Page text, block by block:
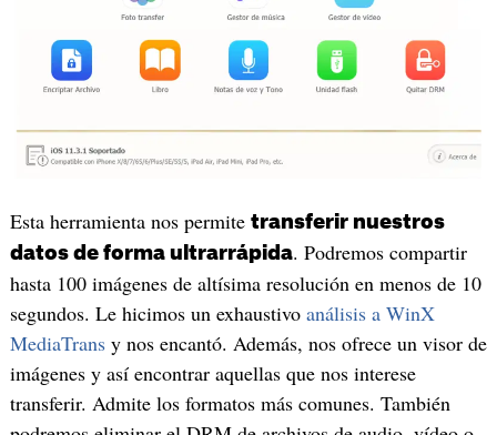
Esta herramienta nos permite transferir nuestros
datos de forma ultrarrápida. Podremos compartir
hasta 100 imágenes de altísima resolución en menos de 10
segundos. Le hicimos un exhaustivo análisis a WinX
MediaTransy nos encantó. Además, nos ofrece un visor de
imágenes y así encontrar aquellas que nos interese
transferir. Admite los formatos más comunes. También